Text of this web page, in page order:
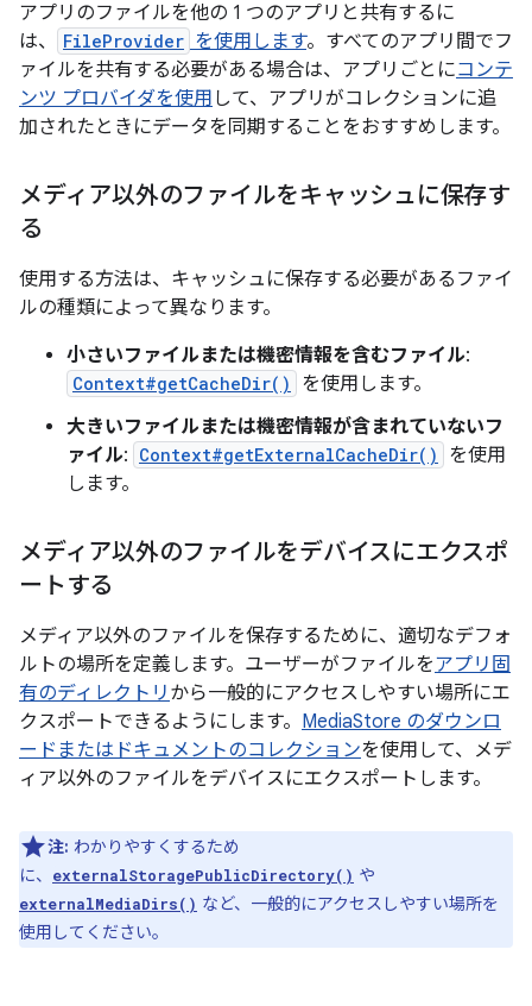
アプリのファイルを他の 1 つのアプリと共有するに
は、
FileProvider を使用します。すべてのアプリ間でフ
ァイルを共有する必要がある場合は、アプリごとにコンテ
ンツ プロバイダを使用 して、アプリがコレクションに追
加されたときにデータを同期することをおすすめします。
メディア以外のファイルをキャッシュに保存す
る
使用する方法は、キャッシュに保存する必要があるファイ
ルの種類によって異なります。
小さいファイルまたは機密情報を含むファイル:
Context#getCacheDir()
を使用します。
大きいファイルまたは機密情報が含まれていないフ
ァイル: Context#getExternalCacheDir()
を使用
します。
メディア以外のファイルをデバイスにエクスポ
ートする
メディア以外のファイルを保存するために、適切なデフォ
ルトの場所を定義します。ユーザーがファイルをアプリ固
有のディレクトリ から一般的にアクセスしやすい場所にエ
クスポートできるようにします。 MediaStore のダウンロ
ードまたはドキュメントのコレクションを使用して、メデ
ィア以外のファイルをデバイスにエクスポートします。
注: わかりやすくするため
に、
externalStoragePublicDirectory() や
externalMediaDirs() など、一般的にアクセスしやすい場所を
使用してください。